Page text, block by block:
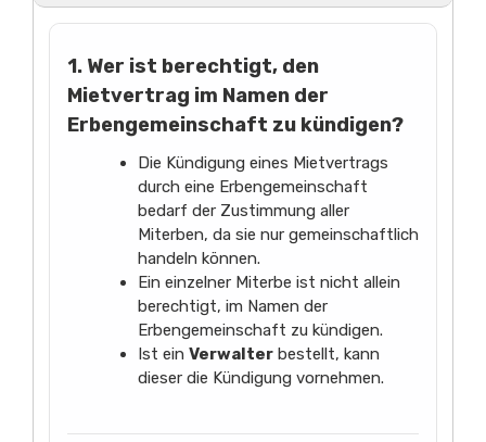
1. Wer ist berechtigt, den
Mietvertrag im Namen der
Erbengemeinschaft zu kündigen?
Die Kündigung eines Mietvertrags
durch eine Erbengemeinschaft
bedarf der Zustimmung aller
Miterben, da sie nur gemeinschaftlich
handeln können.
Ein einzelner Miterbe ist nicht allein
berechtigt, im Namen der
Erbengemeinschaft zu kündigen.
Ist ein Verwalter bestellt, kann
dieser die Kündigung vornehmen.